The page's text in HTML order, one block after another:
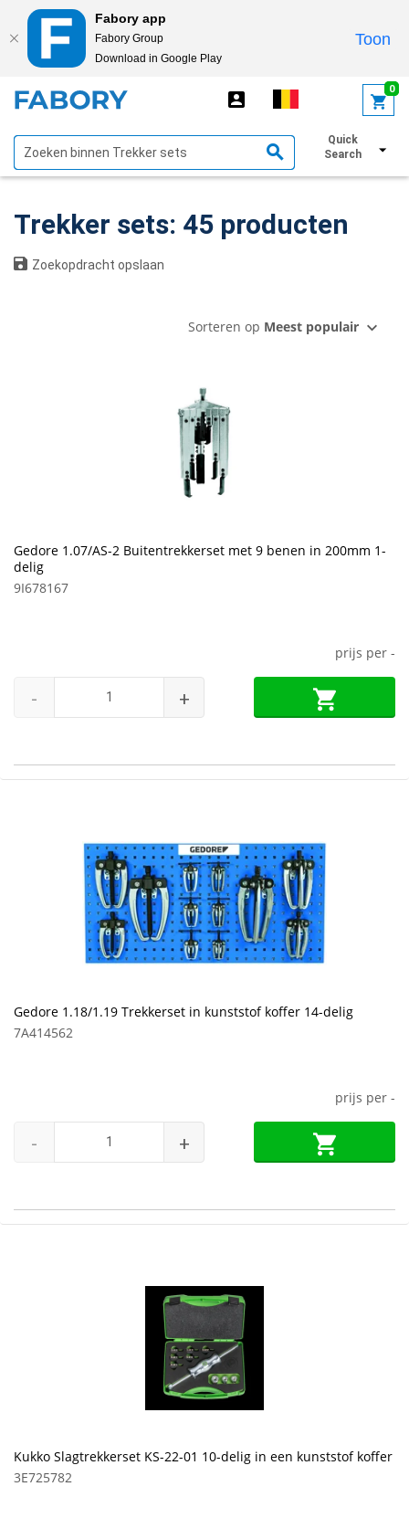
Fabory app
Fabory Group
Download in Google Play
Toon
0
Quick
Search
Toon filters
Trekker sets: 45 producten
Zoekopdracht opslaan
Sorteren op Meest populair
Gedore 1.07/AS-2 Buitentrekkerset met 9 benen in 200mm 1-
delig
9I678167
prijs per -
- +
Gedore 1.18/1.19 Trekkerset in kunststof koffer 14-delig
7A414562
prijs per -
- +
Kukko Slagtrekkerset KS-22-01 10-delig in een kunststof koffer
3E725782